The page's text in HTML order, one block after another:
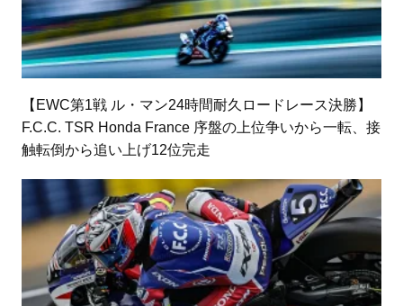
【EWC第1戦 ル・マン24時間耐久ロードレース決勝】
F.C.C. TSR Honda France 序盤の上位争いから一転、接
触転倒から追い上げ12位完走